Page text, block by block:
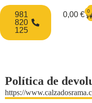
0,00 € 0
981
820
125
Política de
https://